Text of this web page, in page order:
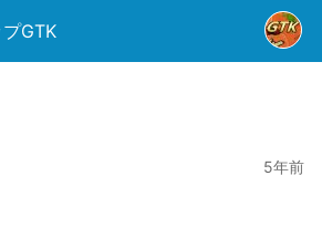
GTK
5年前